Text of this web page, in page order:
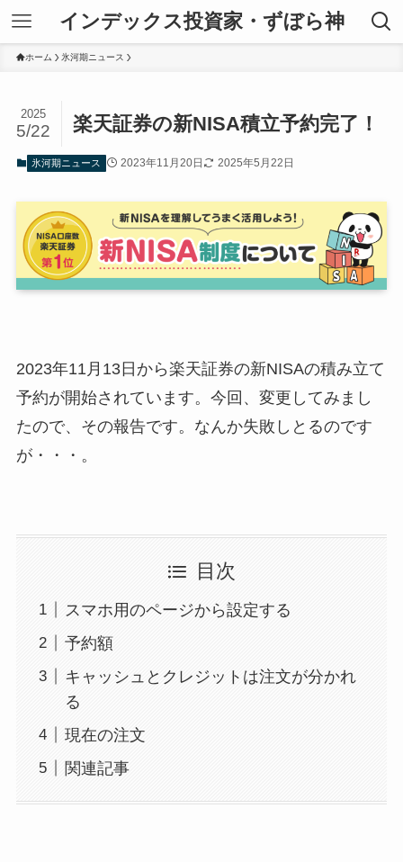
インデックス投資家・ずぼら神
ホーム 氷河期ニュース
楽天証券の新NISA積立予約完了！
2025
5/22
氷河期ニュース 2023年11月20日 2025年5月22日
2023年11月13日から楽天証券の新NISAの積み立て
予約が開始されています。今回、変更してみまし
たので、その報告です。なんか失敗しとるのです
が・・・。
目次
スマホ用のページから設定する
予約額
キャッシュとクレジットは注文が分かれ
る
現在の注文
関連記事